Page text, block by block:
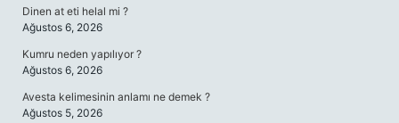
Dinen at eti helal mi ?
Ağustos 6, 2026
Kumru neden yapılıyor ?
Ağustos 6, 2026
Avesta kelimesinin anlamı ne demek ?
Ağustos 5, 2026